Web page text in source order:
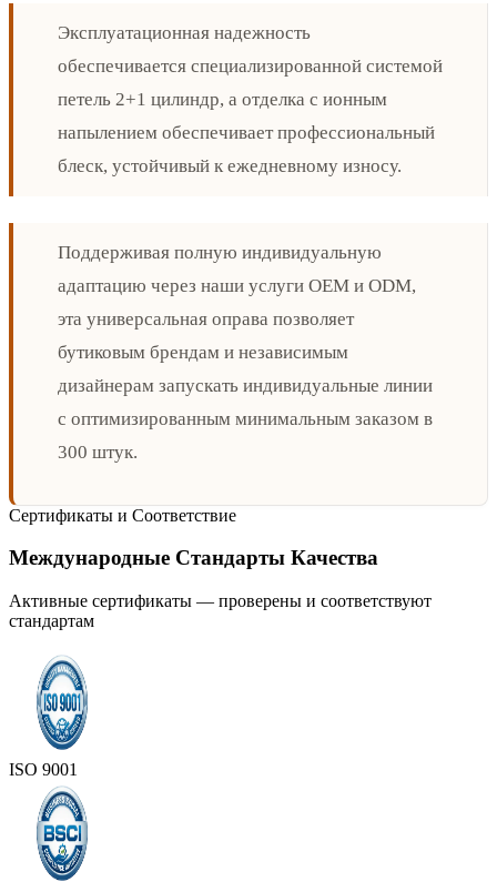
Эксплуатационная надежность
обеспечивается специализированной системой
петель 2+1 цилиндр, а отделка с ионным
напылением обеспечивает профессиональный
блеск, устойчивый к ежедневному износу.
Поддерживая полную индивидуальную
адаптацию через наши услуги OEM и ODM,
эта универсальная оправа позволяет
бутиковым брендам и независимым
дизайнерам запускать индивидуальные линии
с оптимизированным минимальным заказом в
300 штук.
Сертификаты и Соответствие
Международные Стандарты Качества
Активные сертификаты — проверены и соответствуют
стандартам
ISO 9001